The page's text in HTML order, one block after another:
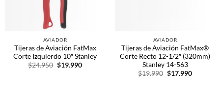
AVIADOR
Tijeras de Aviación FatMax
Corte Izquierdo 10″ Stanley
$24.950 $19.990
AVIADOR
Tijeras de Aviación FatMax®
Corte Recto 12-1/2″ (320mm)
Stanley 14-563
$19.990 $17.990